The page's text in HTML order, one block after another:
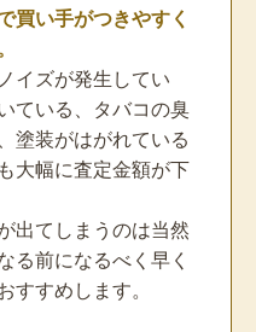
買い手がつきやすく
イズが発生してい
ている、タバコの臭
塗装がはがれている
大幅に査定金額が下
出てしまうのは当然
る前になるべく早く
すめします。